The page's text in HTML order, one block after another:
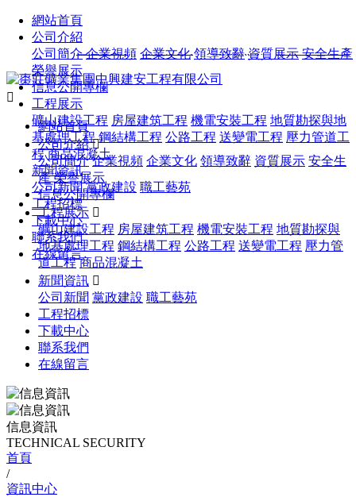
歡迎您訪問棗莊礦業集團中興建安工程有限公司官方網站！
留言反饋|聯系我們 服務熱線：0632-4082529
網站首頁
公司介紹
公司簡介 企業視頻 企業文化 領導致辭 資質展示 安全生產
榮譽展示
信息公開專欄
工程展示
礦山建設工程 房屋建筑工程 機電安裝工程 地質勘探與地
基處理工程 鋼結構工程 公路工程 送變電工程 壓力管道工
程 商品混凝土
新聞資訊
公司新聞 黨政建設 職工藝苑
工程招標
下載中心
聯系我們
在線留言

網站首頁
公司介紹 
公司簡介 企業視頻 企業文化 領導致辭 資質展示 安全生
產 榮譽展示
信息公開專欄
工程展示 
礦山建設工程 房屋建筑工程 機電安裝工程 地質勘探與
地基處理工程 鋼結構工程 公路工程 送變電工程 壓力管
道工程 商品混凝土
新聞資訊 
公司新聞 黨政建設 職工藝苑
工程招標
下載中心
聯系我們
在線留言
信息資訊
TECHNICAL SECURITY
首頁
/
資訊中心